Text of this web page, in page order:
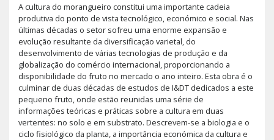
A cultura do morangueiro constitui uma importante cadeia
produtiva do ponto de vista tecnológico, económico e social. Nas
últimas décadas o setor sofreu uma enorme expansão e
evolução resultante da diversificação varietal, do
desenvolvimento de várias tecnologias de produção e da
globalização do comércio internacional, proporcionando a
disponibilidade do fruto no mercado o ano inteiro. Esta obra é o
culminar de duas décadas de estudos de I&DT dedicados a este
pequeno fruto, onde estão reunidas uma série de
informações teóricas e práticas sobre a cultura em duas
vertentes: no solo e em substrato. Descrevem-se a biologia e o
ciclo fisiológico da planta, a importância económica da cultura e